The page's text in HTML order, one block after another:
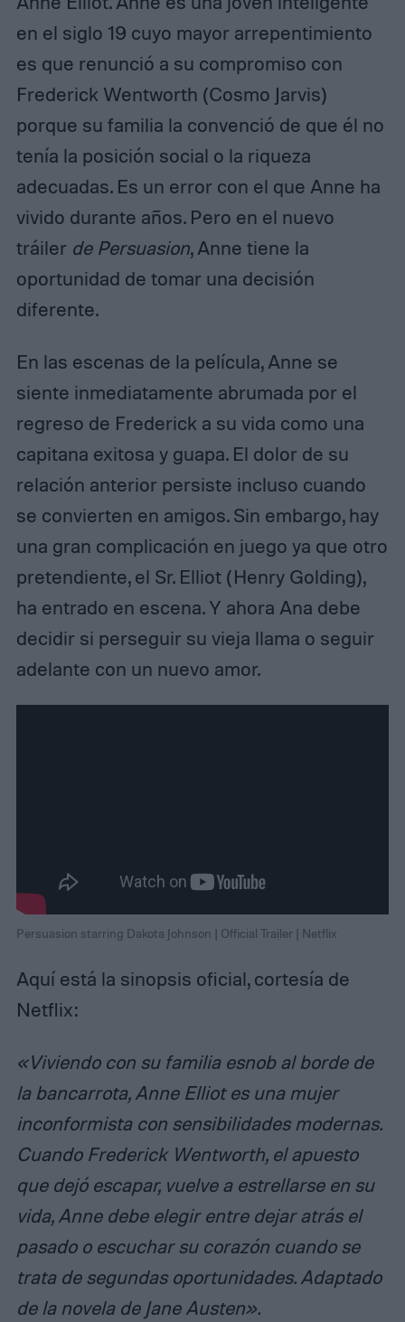
en el siglo 19 cuyo mayor arrepentimiento
es que renunció a su compromiso con
Frederick Wentworth (Cosmo Jarvis)
porque su familia la convenció de que él no
tenía la posición social o la riqueza
adecuadas. Es un error con el que Anne ha
vivido durante años. Pero en el nuevo
tráiler de Persuasion, Anne tiene la
oportunidad de tomar una decisión
diferente.
En las escenas de la película, Anne se
siente inmediatamente abrumada por el
regreso de Frederick a su vida como una
capitana exitosa y guapa. El dolor de su
relación anterior persiste incluso cuando
se convierten en amigos. Sin embargo, hay
una gran complicación en juego ya que otro
pretendiente, el Sr. Elliot (Henry Golding),
ha entrado en escena. Y ahora Ana debe
decidir si perseguir su vieja llama o seguir
adelante con un nuevo amor.
Persuasion starring Dakota Johnson | Official Trailer | Netflix
Aquí está la sinopsis oficial, cortesía de
Netflix:
«Viviendo con su familia esnob al borde de
la bancarrota, Anne Elliot es una mujer
inconformista con sensibilidades modernas.
Cuando Frederick Wentworth, el apuesto
que dejó escapar, vuelve a estrellarse en su
vida, Anne debe elegir entre dejar atrás el
pasado o escuchar su corazón cuando se
trata de segundas oportunidades. Adaptado
de la novela de Jane Austen».